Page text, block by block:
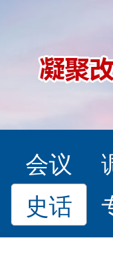
会议
史话